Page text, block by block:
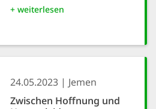
+ weiterlesen
24.05.2023
Jemen
Zwischen Hoffnung und